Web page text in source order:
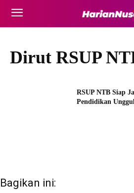
Dirut RSUP
RSUP NTB Siap
Pendidikan
Bagikan ini: